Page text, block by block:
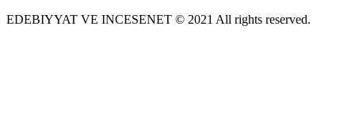
EDEBIYYAT VE INCESENET © 2021 All rights reserved.